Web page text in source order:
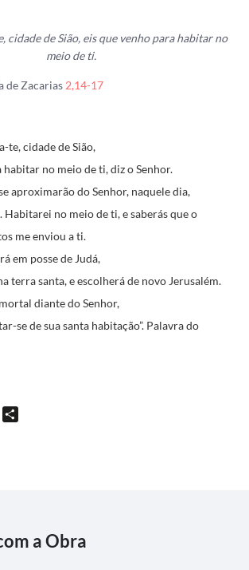
cidade de Sião, eis que venho para habitar no
meio de ti.
de Zacarias 2,14-17
te, cidade de Sião,
habitar no meio de ti,diz o Senhor.
aproximarão do Senhor, naquele dia,
Habitarei no meio de ti,e saberás que o
me enviou a ti.
em posse de Judá,
terra santa,e escolherá de novo Jerusalém.
diante do Senhor,
se de sua santa habitação”. Palavra do
WhatsApp
a Obra